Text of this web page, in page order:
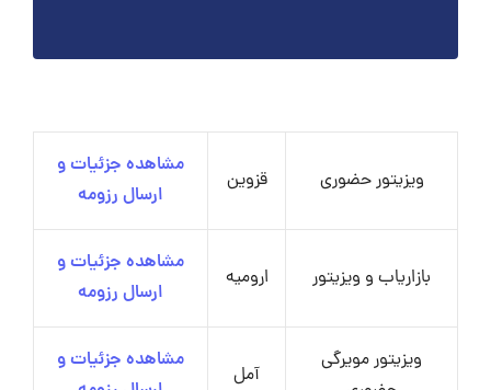
ویزیتور حضوری قزوین
مشاهده جزئیات و
ارسال رزومه
بازاریاب و ویزیتور ارومیه
مشاهده جزئیات و
ارسال رزومه
ویزیتور مویرگی
آمل
مشاهده جزئیات و